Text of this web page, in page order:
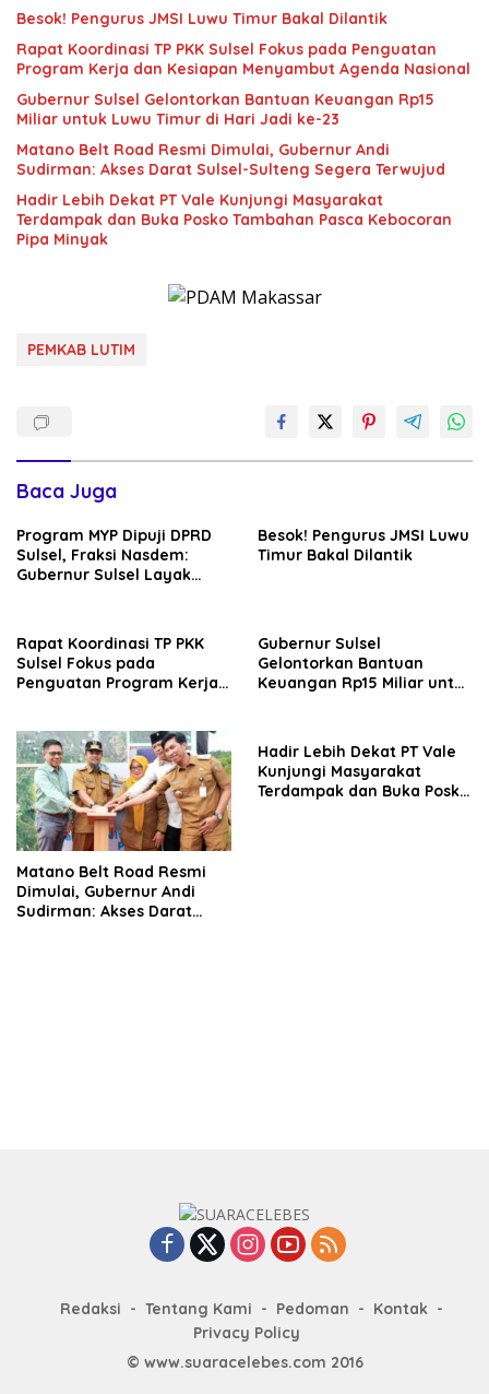
Besok! Pengurus JMSI Luwu Timur Bakal Dilantik
Rapat Koordinasi TP PKK Sulsel Fokus pada Penguatan
Program Kerja dan Kesiapan Menyambut Agenda Nasional
Gubernur Sulsel Gelontorkan Bantuan Keuangan Rp15
Miliar untuk Luwu Timur di Hari Jadi ke-23
Matano Belt Road Resmi Dimulai, Gubernur Andi
Sudirman: Akses Darat Sulsel-Sulteng Segera Terwujud
Hadir Lebih Dekat PT Vale Kunjungi Masyarakat
Terdampak dan Buka Posko Tambahan Pasca Kebocoran
Pipa Minyak
PEMKAB LUTIM
Baca Juga
Program MYP Dipuji DPRD
Sulsel, Fraksi Nasdem:
Gubernur Sulsel Layak
Besok! Pengurus JMSI Luwu
Timur Bakal Dilantik
Rapat Koordinasi TP PKK
Sulsel Fokus pada
Penguatan Program Kerja
Gubernur Sulsel
Gelontorkan Bantuan
Keuangan Rp15 Miliar untuk
Matano Belt Road Resmi
Dimulai, Gubernur Andi
Sudirman: Akses Darat
Hadir Lebih Dekat PT Vale
Kunjungi Masyarakat
Terdampak dan Buka Posko
Redaksi Tentang Kami Pedoman
Kontak
Privacy Policy
© www.suaracelebes.com 2016